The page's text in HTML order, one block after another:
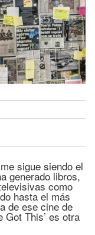
sigue siendo el
generado libros,
como
hasta el más
de ese cine de
Got This’ es otra